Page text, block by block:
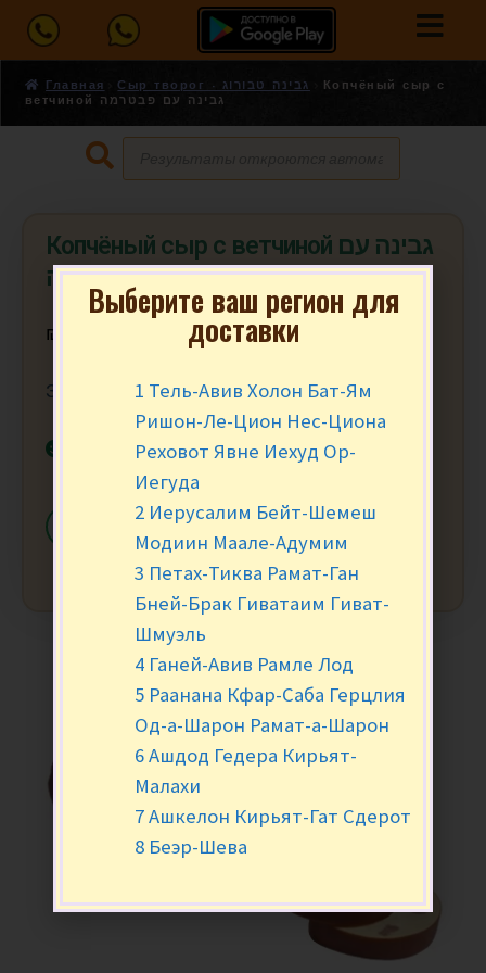
Главная Сыр творог - גבינה טבורוג
Копчёный сыр с
ветчиной גבינה עם פבטרמה
Копчёный сыр с ветчиной גבינה עם
פבטרמה
₪ за 100 гр.
Заказ от 200 гр. (2)
В наличии
+
Выберите ваш регион для
доставки
1 Тель-Авив Холон Бат-Ям
Ришон-Ле-Цион Нес-Циона
Реховот Явне Иехуд Ор-
Иегуда
2 Иерусалим Бейт-Шемеш
Модиин Маале-Адумим
3 Петах-Тиква Рамат-Ган
Бней-Брак Гиватаим Гиват-
Шмуэль
4 Ганей-Авив Рамле Лод
5 Раанана Кфар-Саба Герцлия
Од-а-Шарон Рамат-а-Шарон
6 Ашдод Гедера Кирьят-
Малахи
7 Ашкелон Кирьят-Гат Сдерот
8 Беэр-Шева